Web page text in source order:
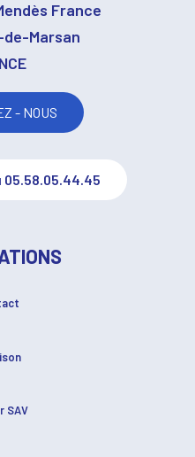
France
Marsan
- NOUS
05.58.05.44.45
SAV